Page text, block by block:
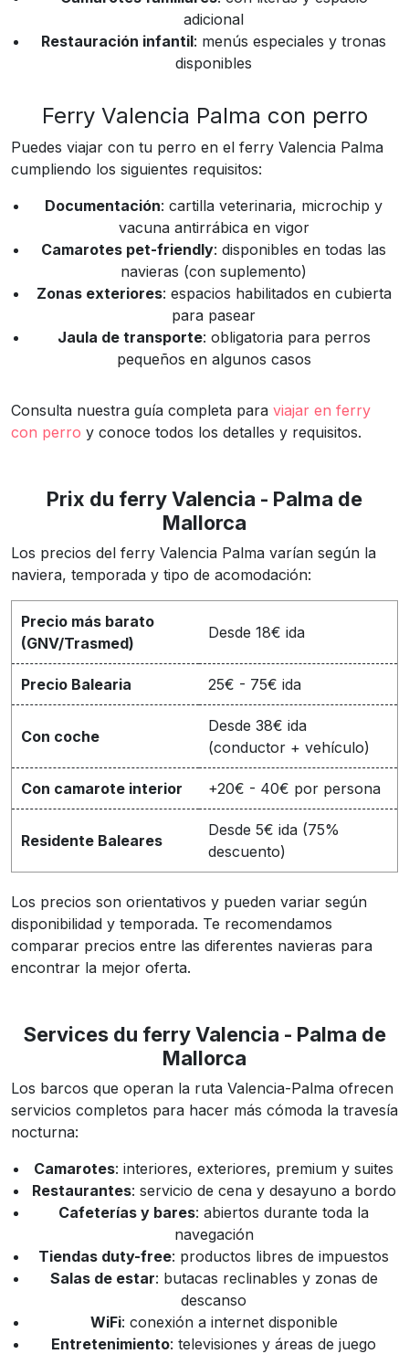
adicional
Restauración infantil: menús especiales y tronas
disponibles
Ferry Valencia Palma con perro
Puedes viajar con tu perro en el ferry Valencia Palma
cumpliendo los siguientes requisitos:
Documentación: cartilla veterinaria, microchip y
vacuna antirrábica en vigor
Camarotes pet-friendly: disponibles en todas las
navieras (con suplemento)
Zonas exteriores: espacios habilitados en cubierta
para pasear
Jaula de transporte: obligatoria para perros
pequeños en algunos casos
Consulta nuestra guía completa para viajar en ferry
con perro y conoce todos los detalles y requisitos.
Prix du ferry Valencia - Palma de
Mallorca
Los precios del ferry Valencia Palma varían según la
naviera, temporada y tipo de acomodación:
Precio más barato
(GNV/Trasmed)
Desde 18€ ida
Precio Balearia 25€ - 75€ ida
Con coche
Desde 38€ ida
(conductor + vehículo)
Con camarote interior +20€ - 40€ por persona
Residente Baleares
Desde 5€ ida (75%
descuento)
Los precios son orientativos y pueden variar según
disponibilidad y temporada. Te recomendamos
comparar precios entre las diferentes navieras para
encontrar la mejor oferta.
Services du ferry Valencia - Palma de
Mallorca
Los barcos que operan la ruta Valencia-Palma ofrecen
servicios completos para hacer más cómoda la travesía
nocturna:
Camarotes: interiores, exteriores, premium y suites
Restaurantes: servicio de cena y desayuno a bordo
Cafeterías y bares: abiertos durante toda la
navegación
Tiendas duty-free: productos libres de impuestos
Salas de estar: butacas reclinables y zonas de
descanso
WiFi: conexión a internet disponible
Entretenimiento: televisiones y áreas de juego